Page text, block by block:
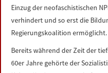
Einzug der neofaschistischen
verhindert und so erst die
Regierungskoalition
Bereits während der Zeit der
60er Jahre gehörte der